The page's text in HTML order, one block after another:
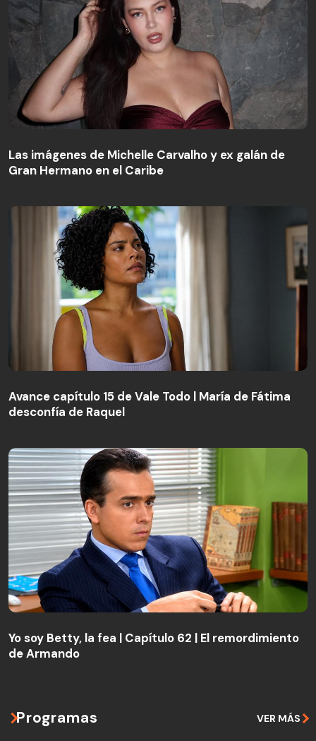
Las imágenes de Michelle Carvalho y ex galán de
Gran Hermano en el Caribe
desconfía de Raquel
Avance capítulo 15 de Vale Todo | María de Fátima
desconfía de Raquel
de Armando
Yo soy Betty, la fea | Capítulo 62 | El remordimiento
de Armando
Programas VER MÁS